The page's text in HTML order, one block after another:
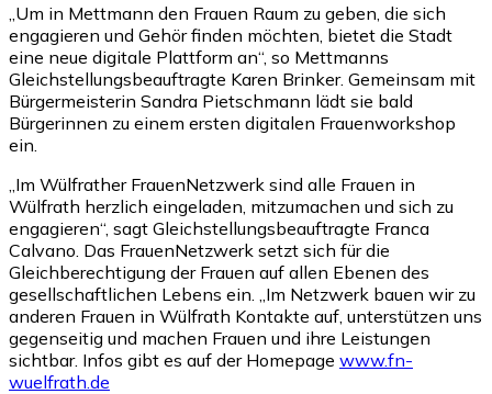
„Um in Mettmann den Frauen Raum zu geben, die sich
engagieren und Gehör finden möchten, bietet die Stadt
eine neue digitale Plattform an“, so Mettmanns
Gleichstellungsbeauftragte Karen Brinker. Gemeinsam mit
Bürgermeisterin Sandra Pietschmann lädt sie bald
Bürgerinnen zu einem ersten digitalen Frauenworkshop
ein.
„Im Wülfrather FrauenNetzwerk sind alle Frauen in
Wülfrath herzlich eingeladen, mitzumachen und sich zu
engagieren“, sagt Gleichstellungsbeauftragte Franca
Calvano. Das FrauenNetzwerk setzt sich für die
Gleichberechtigung der Frauen auf allen Ebenen des
gesellschaftlichen Lebens ein. „Im Netzwerk bauen wir zu
anderen Frauen in Wülfrath Kontakte auf, unterstützen uns
gegenseitig und machen Frauen und ihre Leistungen
sichtbar. Infos gibt es auf der Homepage www.fn-
wuelfrath.de